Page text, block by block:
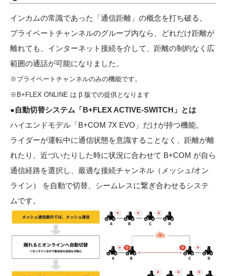
インカムの常識であった「通信距離」の概念を打ち破る。
プライベートチャンネルのグループ内なら、どれだけ距離が
離れても、インターネット接続を介して、距離の制約なく広
範囲の通話が可能になりました。
※プライベートチャンネルのみの機能です。
※B+FLEX ONLINE は β 版での提供となります
●自動切替システム「B+FLEX ACTIVE-SWITCH」とは
ハイエンドモデル「B+COM 7X EVO」だけが持つ機能。
ライダーが運転中に通信状態を意識することなく、距離が離
れたり、近づいたりした時に状況に合わせて B+COM が自ら
通信経路を選択し、最適な接続チャンネル（メッシュ/オン
ライン） を自動で切替、シームレスに繋ぎ合わせるシステ
ムです。